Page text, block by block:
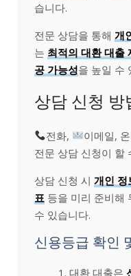
습니다.
전문 상담을 통해 개
는 최적의 대환 대출
공 가능성을 높일 수
상담 신청 방
전화,
이메일,
전문 상담 신청이 할
상담 신청 시 개인 정
표 등을 미리 준비해
수 있습니다.
신용등급 확인
대환 대출은